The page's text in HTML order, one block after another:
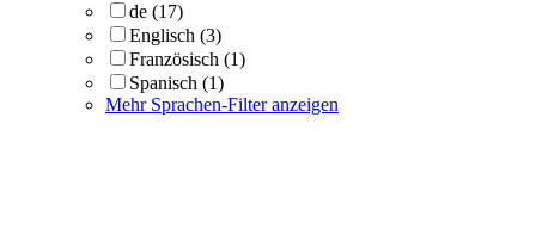
de (17)
Englisch (3)
Französisch (1)
Spanisch (1)
Mehr Sprachen-Filter anzeigen